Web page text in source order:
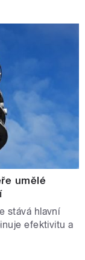
umělé
stává hlavní
efektivitu a